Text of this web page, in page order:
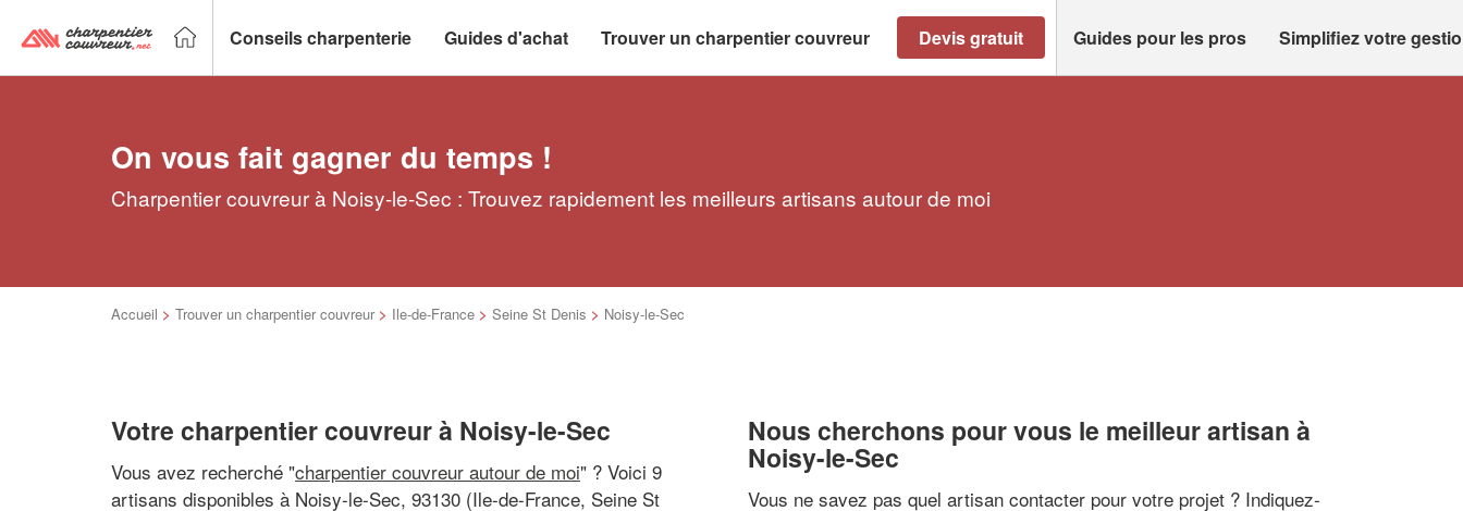
Conseils charpenterie Guides d'achat Trouver un charpentier couvreur Devis gratuit Guides pour les pros Simplifiez votre
On vous fait gagner du temps !
Charpentier couvreur à Noisy-le-Sec : Trouvez rapidement les meilleurs artisans autour de moi
Accueil > Trouver un charpentier couvreur > Ile-de-France > Seine St Denis > Noisy-le-Sec
Votre charpentier couvreur à Noisy-le-Sec
Vous avez recherché "charpentier couvreur autour de moi" ? Voici 9
artisans disponibles à Noisy-le-Sec, 93130 (Ile-de-France, Seine St
Nous cherchons pour vous le meilleur artisan à
Noisy-le-Sec
Vous ne savez pas quel artisan contacter pour votre projet ? Indiquez-